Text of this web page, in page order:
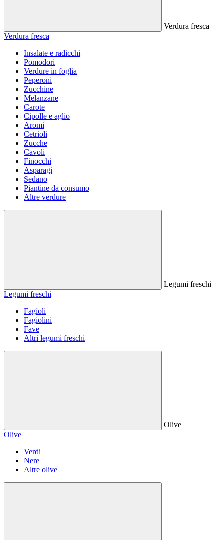
Verdura fresca
Verdura fresca
Insalate e radicchi
Pomodori
Verdure in foglia
Peperoni
Zucchine
Melanzane
Carote
Cipolle e aglio
Aromi
Cetrioli
Zucche
Cavoli
Finocchi
Asparagi
Sedano
Piantine da consumo
Altre verdure
Legumi freschi
Legumi freschi
Fagioli
Fagiolini
Fave
Altri legumi freschi
Olive
Olive
Verdi
Nere
Altre olive